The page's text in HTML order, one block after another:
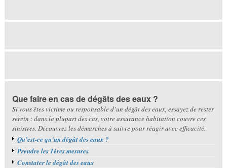
Que faire en cas de dégâts des eaux ?
Si vous êtes victime ou responsable d’un dégât des eaux, essayez de rester
serein : dans la plupart des cas, votre assurance habitation couvre ces
sinistres. Découvrez les démarches à suivre pour réagir avec efficacité.
Qu’est-ce qu’un dégât des eaux ?
Prendre les 1ères mesures
Constater le dégât des eaux